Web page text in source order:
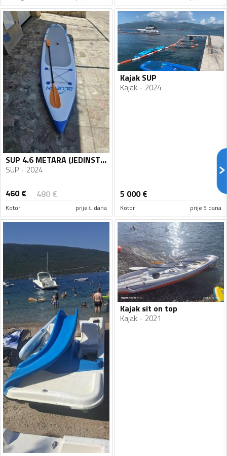
SUP 4.6 METARA (JEDINSTVENA)!!! BLUEFIN 15' PREMIUM
SUP 2024
460€ 480€
Kotor prije 4 dana
Kajak SUP
Kajak 2024
5 000€
Kotor prije 5 dana
Kajak sit on top
Kajak 2021